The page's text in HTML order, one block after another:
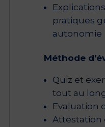
pratiques
autonomie
Méthode
Quiz et
tout au
Evaluation
Attestation